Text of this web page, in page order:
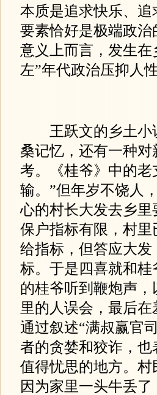
本质是追求快乐、
要素恰好是极端政
意义上而言，发生
左”年代政治压抑人
王跃文的乡土小
桑记忆，还有一种
考。《桂爷》中的
输。”但年岁不饶人
心的村长大发去乡
保户指标有限，村
给指标，但答应大
标。于是四喜就和
的桂爷听到鞭炮声
里的人误会，最后
通过叙述“满叔赢官
者的贪婪和狡诈，
值得忧思的地方。
因为家里一头牛丢